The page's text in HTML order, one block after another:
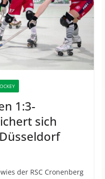
1:3-
sich
der RSC Cronenberg